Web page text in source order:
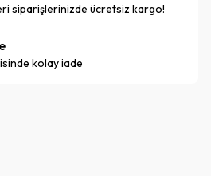
siparişlerinizde ücretsiz kargo!
kolay iade